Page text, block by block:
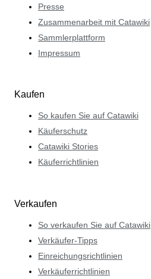
Presse
Zusammenarbeit mit Catawiki
Sammlerplattform
Impressum
Kaufen
So kaufen Sie auf Catawiki
Käuferschutz
Catawiki Stories
Käuferrichtlinien
Verkaufen
So verkaufen Sie auf Catawiki
Verkäufer-Tipps
Einreichungsrichtlinien
Verkäuferrichtlinien